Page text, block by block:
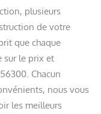
plusieurs
de votre
que chaque
sur le prix et
Chacun
nous vous
les meilleurs